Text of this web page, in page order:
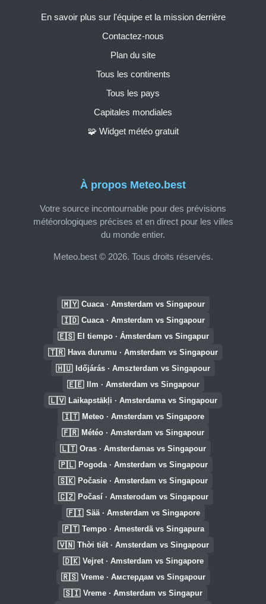
À propos Meteo.best
Votre source incontournable pour des prévisions
météorologiques précises et en direct pour les villes
du monde entier.
Meteo.best © 2026. Tous droits réservés.
En savoir plus sur l'équipe et la mission derrière
Contactez-nous
Plan du site
Tous les continents
Tous les pays
Capitales mondiales
🧩 Widget météo gratuit
🇲🇾 Cuaca · Amsterdam vs Singapour
🇮🇩 Cuaca · Amsterdam vs Singapour
🇪🇸 El tiempo · Ámsterdam vs Singapur
🇹🇷 Hava durumu · Amsterdam vs Singapour
🇭🇺 Időjárás · Amszterdam vs Singapour
🇪🇪 Ilm · Amsterdam vs Singapour
🇱🇻 Laikapstākļi · Amsterdama vs Singapour
🇮🇹 Meteo · Amsterdam vs Singapore
🇫🇷 Météo · Amsterdam vs Singapour
🇱🇹 Oras · Amsterdamas vs Singapour
🇵🇱 Pogoda · Amsterdam vs Singapour
🇸🇰 Počasie · Amsterdam vs Singapour
🇨🇿 Počasí · Amsterodam vs Singapour
🇫🇮 Sää · Amsterdam vs Singapore
🇵🇹 Tempo · Amesterdã vs Singapura
🇻🇳 Thời tiết · Amsterdam vs Singapour
🇩🇰 Vejret · Amsterdam vs Singapore
🇷🇸 Vreme · Амстердам vs Singapour
🇸🇮 Vreme · Amsterdam vs Singapur